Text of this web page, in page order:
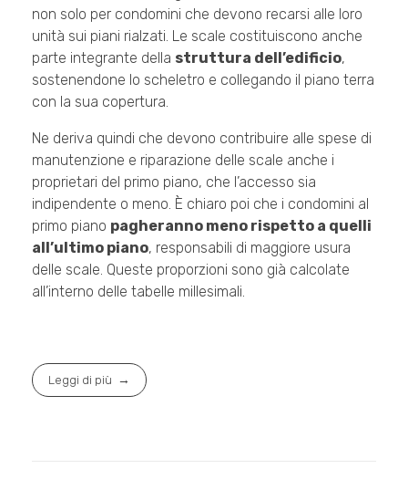
non solo per condomini che devono recarsi alle loro
unità sui piani rialzati. Le scale costituiscono anche
parte integrante della struttura dell’edificio,
sostenendone lo scheletro e collegando il piano terra
con la sua copertura.
Ne deriva quindi che devono contribuire alle spese di
manutenzione e riparazione delle scale anche i
proprietari del primo piano, che l’accesso sia
indipendente o meno. È chiaro poi che i condomini al
primo piano pagheranno meno rispetto a quelli
all’ultimo piano, responsabili di maggiore usura
delle scale. Queste proporzioni sono già calcolate
all’interno delle tabelle millesimali.
Leggi di più